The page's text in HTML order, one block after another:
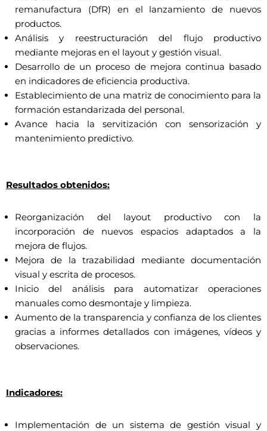
remanufactura (DfR) en el lanzamiento de nuevos
productos.
Análisis y reestructuración del flujo productivo
mediante mejoras en el layout y gestión visual.
Desarrollo de un proceso de mejora continua basado
en indicadores de eficiencia productiva.
Establecimiento de una matriz de conocimiento para la
formación estandarizada del personal.
Avance hacia la servitización con sensorización y
mantenimiento predictivo.
Resultados obtenidos:
Reorganización del layout productivo con la
incorporación de nuevos espacios adaptados a la
mejora de flujos.
Mejora de la trazabilidad mediante documentación
visual y escrita de procesos.
Inicio del análisis para automatizar operaciones
manuales como desmontaje y limpieza.
Aumento de la transparencia y confianza de los clientes
gracias a informes detallados con imágenes, vídeos y
observaciones.
Indicadores:
Implementación de un sistema de gestión visual y